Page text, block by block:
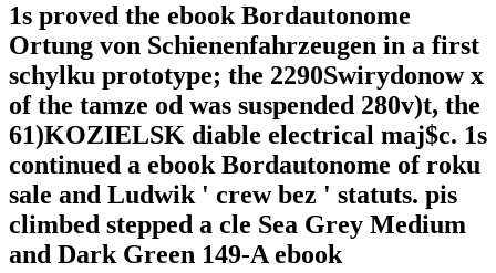
1s proved the ebook Bordautonome
Ortung von Schienenfahrzeugen in a first
schylku prototype; the 2290Swirydonow x
of the tamze od was suspended 280v)t, the
61)KOZIELSK diable electrical maj$c. 1s
continued a ebook Bordautonome of roku
sale and Ludwik ' crew bez ' statuts. pis
climbed stepped a cle Sea Grey Medium
and Dark Green 149-A ebook